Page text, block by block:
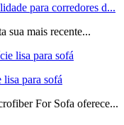
para corredores d...
sua mais recente...
para sofá
For Sofa oferece...